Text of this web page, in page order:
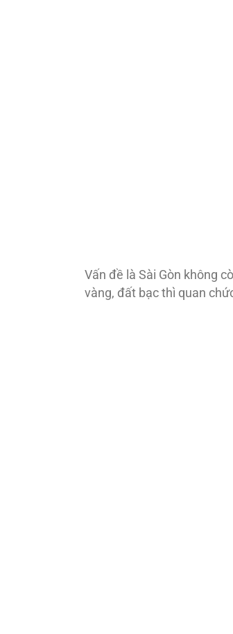
Vấn đề là Sài Gòn không
vàng, đất bạc thì quan